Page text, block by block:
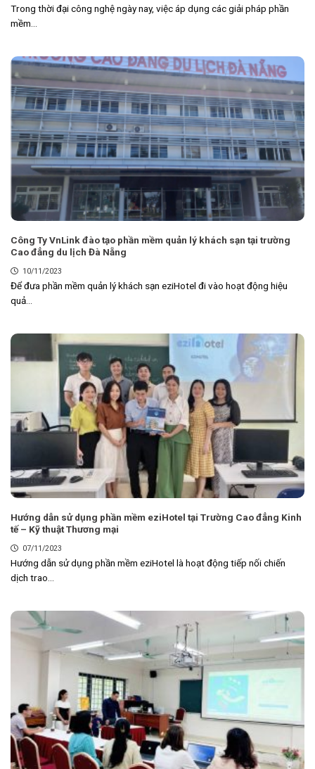
Trong thời đại công nghệ ngày nay, việc áp dụng các giải pháp phần
mềm...
Công Ty VnLink đào tạo phần mềm quản lý khách sạn tại trường
Cao đẳng du lịch Đà Nẵng
10/11/2023
Để đưa phần mềm quản lý khách sạn eziHotel đi vào hoạt động hiệu
quả...
Hướng dẫn sử dụng phần mềm eziHotel tại Trường Cao đẳng Kinh
tế – Kỹ thuật Thương mại
07/11/2023
Hướng dẫn sử dụng phần mềm eziHotel là hoạt động tiếp nối chiến
dịch trao...